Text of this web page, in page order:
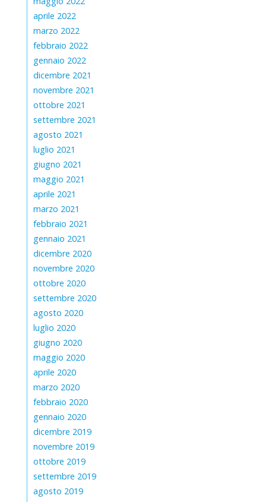
aprile 2022
marzo 2022
febbraio 2022
gennaio 2022
dicembre 2021
novembre 2021
ottobre 2021
settembre 2021
agosto 2021
luglio 2021
giugno 2021
maggio 2021
aprile 2021
marzo 2021
febbraio 2021
gennaio 2021
dicembre 2020
novembre 2020
ottobre 2020
settembre 2020
agosto 2020
luglio 2020
giugno 2020
maggio 2020
aprile 2020
marzo 2020
febbraio 2020
gennaio 2020
dicembre 2019
novembre 2019
ottobre 2019
settembre 2019
agosto 2019